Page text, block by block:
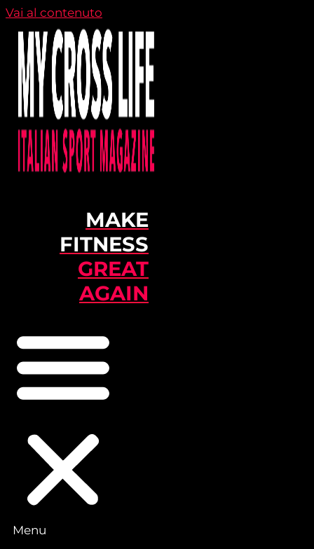
Vai al contenuto
MAKE
FITNESS
GREAT
AGAIN
Menu